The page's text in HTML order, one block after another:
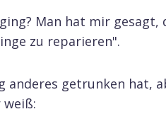
Man hat mir gesagt,
zu reparieren".
anderes getrunken hat,
weiß: